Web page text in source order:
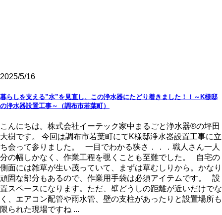
2025/5/16
暮らしを支える”水”を見直し、この浄水器にたどり着きました！！～K様邸
の浄水器設置工事～（調布市若葉町）
こんにちは。株式会社イーテック家中まるごと浄水器®の坪田
大樹です。 今回は調布市若葉町にてK様邸浄水器設置工事に立
ち会って参りました。 一目でわかる狭さ．．．職人さん一人
分の幅しかなく、作業工程を覗くことも至難でした。 自宅の
側面には雑草が生い茂っていて、まずは草むしりから。かなり
頑固な部分もあるので、作業用手袋は必須アイテムです。 設
置スペースになります。ただ、壁どうしの距離が近いだけでな
く、エアコン配管や雨水管、壁の支柱があったりと設置場所も
限られた現場ですね ...